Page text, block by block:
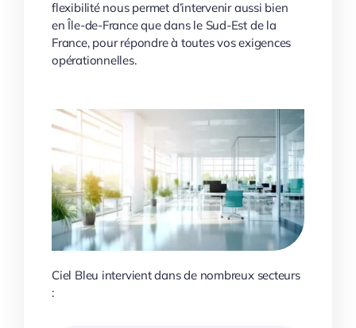
flexibilité nous permet d’intervenir aussi bien
en Île-de-France que dans le Sud-Est de la
France, pour répondre à toutes vos exigences
opérationnelles.
Ciel Bleu intervient dans de nombreux secteurs
: